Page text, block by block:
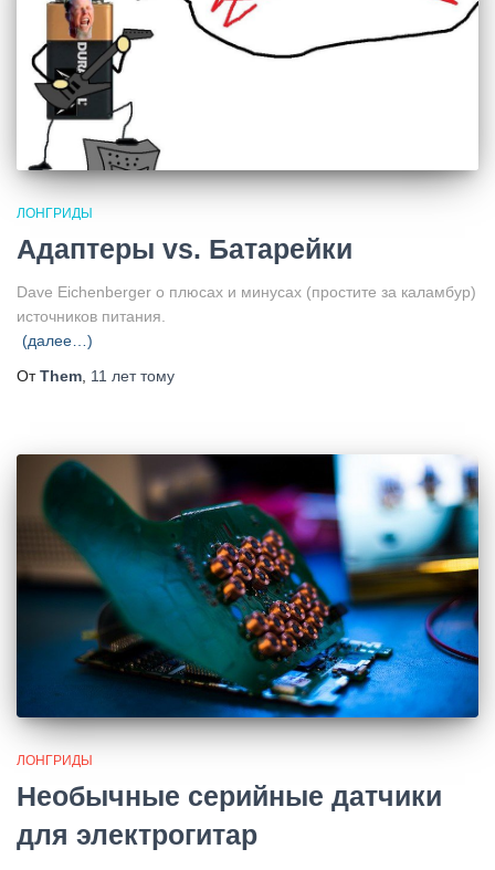
ЛОНГРИДЫ
Адаптеры vs. Батарейки
Dave Eichenberger о плюсах и минусах (простите за каламбур)
источников питания.
(далее…)
ОтThem, 11 леттому
ЛОНГРИДЫ
Необычные серийные датчики
для электрогитар